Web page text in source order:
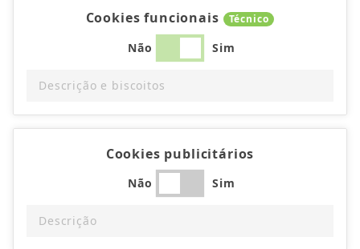
Cookies funcionais Técnico
Não Sim
Descrição e biscoitos
Cookies publicitários
Não Sim
Descrição